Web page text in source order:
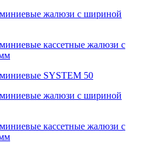
жалюзи с шириной
кассетные жалюзи с
SYSTEM 50
жалюзи с шириной
кассетные жалюзи с